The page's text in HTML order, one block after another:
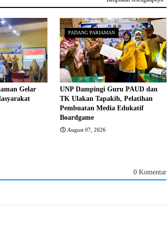
Gelar
PADANG PARIAMAN
UNP Dampingi Guru PAUD dan
TK Ulakan Tapakih, Pelatihan
Pembuatan Media Edukatif
Boardgame
August 07, 2026
0 Komentar